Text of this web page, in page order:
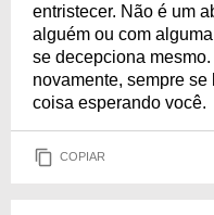
entristecer. Não é um
alguém ou com
se decepciona
novamente, sempre
coisa esperando você.
COPIAR